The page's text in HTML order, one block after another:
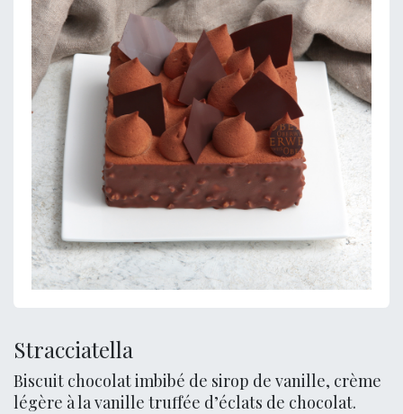
Stracciatella
Biscuit chocolat imbibé de sirop de vanille, crème
légère à la vanille truffée d’éclats de chocolat.